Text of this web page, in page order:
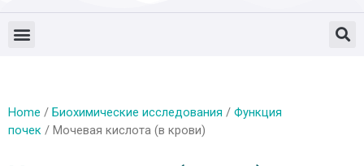
Home / Биохимические исследования / Функция
почек / Мочевая кислота (в крови)